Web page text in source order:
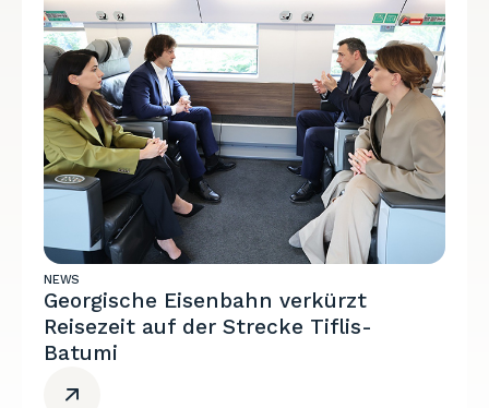
NEWS
Georgische Eisenbahn verkürzt
Reisezeit auf der Strecke Tiflis-
Batumi